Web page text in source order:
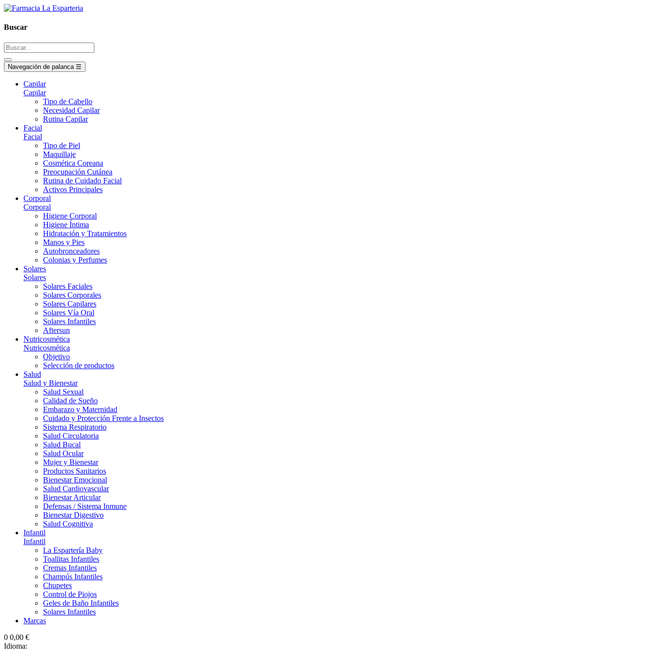
Buscar
Navegación de palanca ☰
Capilar
Capilar
Tipo de Cabello
Necesidad Capilar
Rutina Capilar
Facial
Facial
Tipo de Piel
Maquillaje
Cosmética Coreana
Preocupación Cutánea
Rutina de Cuidado Facial
Activos Principales
Corporal
Corporal
Higiene Corporal
Higiene Íntima
Hidratación y Tratamientos
Manos y Pies
Autobronceadores
Colonias y Perfumes
Solares
Solares
Solares Faciales
Solares Corporales
Solares Capilares
Solares Vía Oral
Solares Infantiles
Aftersun
Nutricosmética
Nutricosmética
Objetivo
Selección de productos
Salud
Salud y Bienestar
Salud Sexual
Calidad de Sueño
Embarazo y Maternidad
Cuidado y Protección Frente a Insectos
Sistema Respiratorio
Salud Circulatoria
Salud Bucal
Salud Ocular
Mujer y Bienestar
Productos Sanitarios
Bienestar Emocional
Salud Cardiovascular
Bienestar Articular
Defensas / Sistema Inmune
Bienestar Digestivo
Salud Cognitiva
Infantil
Infantil
La Espartería Baby
Toallitas Infantiles
Cremas Infantiles
Champús Infantiles
Chupetes
Control de Piojos
Geles de Baño Infantiles
Solares Infantiles
Marcas
0 0,00 €
Idioma: